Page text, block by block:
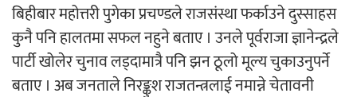
बिहीबार महोत्तरी पुगेका प्रचण्डले राजसंस्था फर्काउने दुस्साहस
कुनै पनि हालतमा सफल नहुने बताए । उनले पूर्वराजा ज्ञानेन्द्रले
पार्टी खोलेर चुनाव लड्दामात्रै पनि झन ठूलो मूल्य चुकाउनुपर्ने
बताए । अब जनताले निरङ्कुश राजतन्त्रलाई नमान्ने चेतावनी